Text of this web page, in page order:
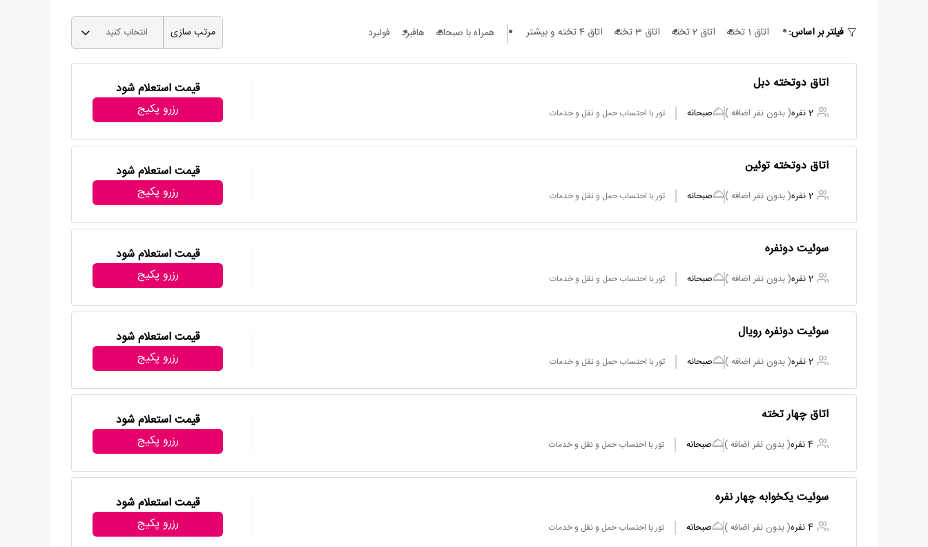
فیلتر بر اساس: اتاق 1 تخته اتاق 2 تخته اتاق 3 تخته اتاق 4 تخته و بیشتر همراه با صبحانه هافبرد فولبرد مرتب سازی انتخاب کنید
اتاق دوتخته دبل
2 نفره ( بدون نفر اضافه ) صبحانه تور با احتساب حمل و نقل و خدمات
قیمت استعلام شود
رزرو پکیج
اتاق دوتخته توئین
2 نفره ( بدون نفر اضافه ) صبحانه تور با احتساب حمل و نقل و خدمات
قیمت استعلام شود
رزرو پکیج
سوئیت دونفره
2 نفره ( بدون نفر اضافه ) صبحانه تور با احتساب حمل و نقل و خدمات
قیمت استعلام شود
رزرو پکیج
سوئیت دونفره رویال
2 نفره ( بدون نفر اضافه ) صبحانه تور با احتساب حمل و نقل و خدمات
قیمت استعلام شود
رزرو پکیج
اتاق چهار تخته
4 نفره ( بدون نفر اضافه ) صبحانه تور با احتساب حمل و نقل و خدمات
قیمت استعلام شود
رزرو پکیج
سوئیت یکخوابه چهار نفره
4 نفره ( بدون نفر اضافه ) صبحانه تور با احتساب حمل و نقل و خدمات
قیمت استعلام شود
رزرو پکیج